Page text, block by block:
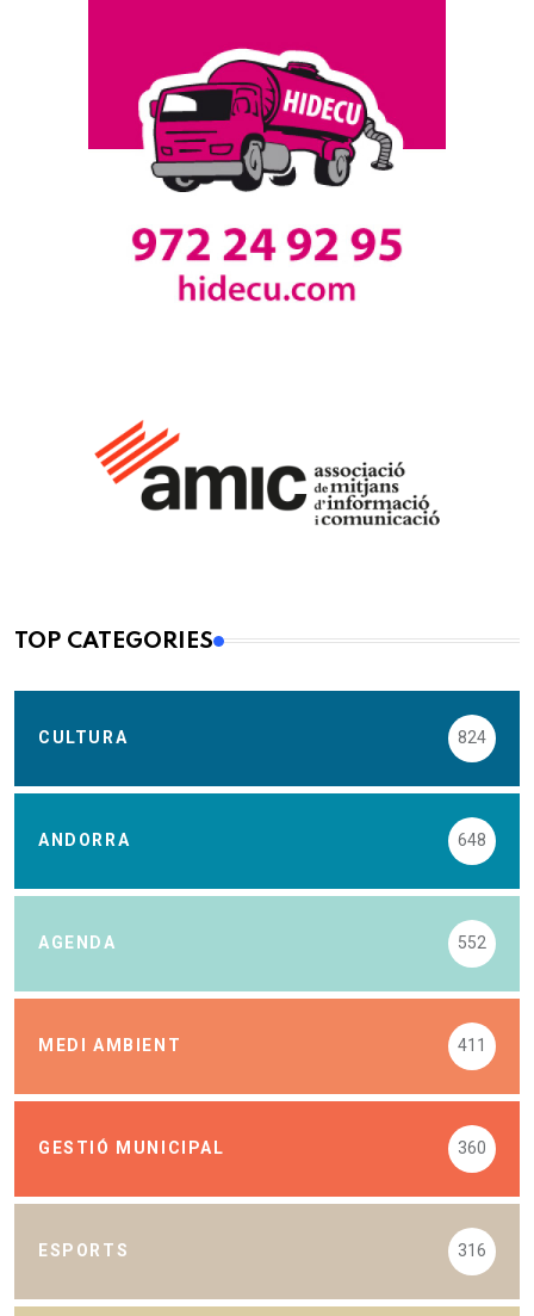
TOP CATEGORIES
CULTURA 824
ANDORRA 648
AGENDA 552
MEDI AMBIENT 411
GESTIÓ MUNICIPAL 360
ESPORTS 316